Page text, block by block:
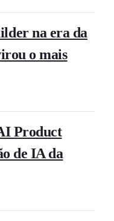
na era da
o mais
Product
de IA da